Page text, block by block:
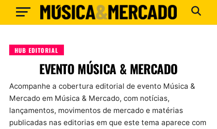
HUB EDITORIAL
EVENTO MÚSICA & MERCADO
Acompanhe a cobertura editorial de evento Música &
Mercado em Música & Mercado, com notícias,
lançamentos, movimentos de mercado e matérias
publicadas nas editorias em que este tema aparece com